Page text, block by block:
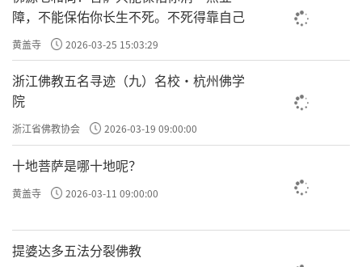
障，不能保佑你长生不死。不死得靠自己
黄盖寺 2026-03-25 15:03:29
浙江佛教五名寻迹（九）名校·杭州佛学
院
浙江省佛教协会 2026-03-19 09:00:00
十地菩萨是哪十地呢？
黄盖寺 2026-03-11 09:00:00
提婆达多五法分裂佛教